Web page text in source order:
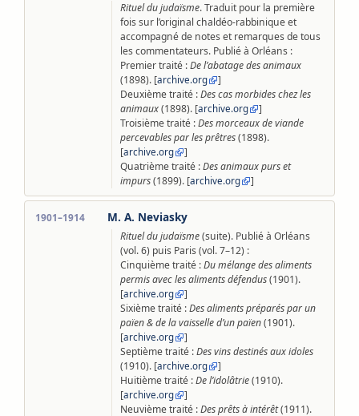
Rituel du judaïsme. Traduit pour la première
fois sur l’original chaldéo-rabbinique et
accompagné de notes et remarques de tous
les commentateurs. Publié à Orléans :
Premier traité :De l’abatage des animaux
(1898). [archive.org
]
Deuxième traité :Des cas morbides chez les
animaux(1898). [archive.org
]
Troisième traité :Des morceaux de viande
percevables par les prêtres(1898).
[archive.org
]
Quatrième traité :Des animaux purs et
impurs(1899). [archive.org ]
1901–1914 M. A. Neviasky
Rituel du judaïsme(suite). Publié à Orléans
(vol. 6) puis Paris (vol. 7–12) :
Cinquième traité :Du mélange des aliments
permis avec les aliments défendus(1901).
[archive.org
]
Sixième traité :Des aliments préparés par un
païen & de la vaisselle d’un païen(1901).
[archive.org
]
Septième traité :Des vins destinés aux idoles
(1910). [archive.org
]
Huitième traité :De l’idolâtrie(1910).
[archive.org
]
Neuvième traité :Des prêts à intérêt(1911).